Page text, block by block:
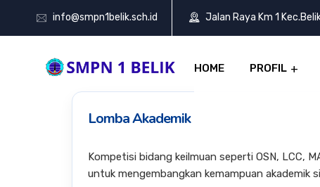
info@smpn1belik.sch.id Jalan Raya Km 1
HOME PROFIL
Lomba Akademik
Kompetisi bidang keilmuan seperti OSN, LCC,
untuk mengembangkan kemampuan akademik